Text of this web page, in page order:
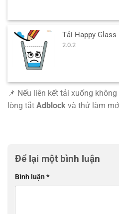
2.0.2
📌 Nếu liên kết tải xuống
lòng tắt Adblock và thử làm
Để lại một bình luận
Bình luận*